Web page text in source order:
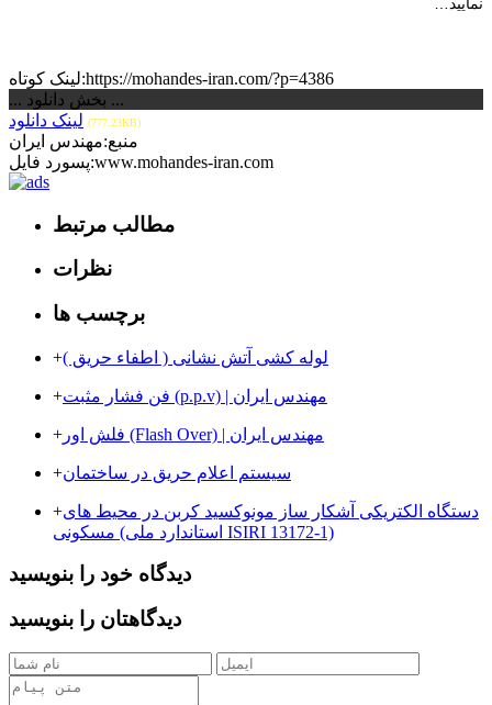
لینک کوتاه:https://mohandes-iran.com/?p=4386
... بخش دانلود ...
لینک دانلود
(777.23KB)
منبع:مهندس ایران
پسورد فایل:www.mohandes-iran.com
مطالب مرتبط
نظرات
برچسب ها
+لوله کشی آتش نشانی ( اطفاء حریق )
+ فن فشار مثبت (p.p.v) | مهندس ایران
+ فلش اور (Flash Over) | مهندس ایران
+سیستم اعلام حریق در ساختمان
+دستگاه الکتریکی آشکار ساز مونوکسید کربن در محیط های
مسکونی (استاندارد ملی ISIRI 13172-1)
دیدگاه خود را بنویسید
دیدگاهتان را بنویسید